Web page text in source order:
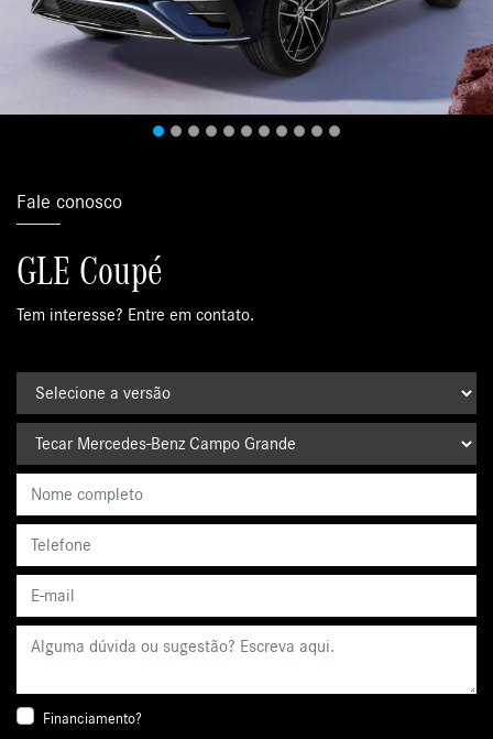
Fale conosco
GLE Coupé
Tem interesse? Entre em contato.
Financiamento?